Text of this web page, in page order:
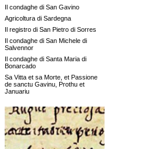
Il condaghe di San Gavino
Agricoltura di Sardegna
Il registro di San Pietro di Sorres
Il condaghe di San Michele di
Salvennor
Il condaghe di Santa Maria di
Bonarcado
Sa Vitta et sa Morte, et Passione
de sanctu Gavinu, Prothu et
Januariu